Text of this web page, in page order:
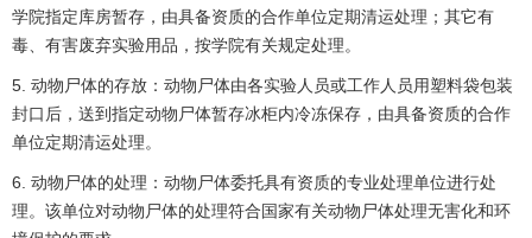
学院指定库房暂存，由具备资质的合作单位定期清运处理；其它有
毒、有害废弃实验用品，按学院有关规定处理。
5. 动物尸体的存放：动物尸体由各实验人员或工作人员用塑料袋包装
封口后，送到指定动物尸体暂存冰柜内冷冻保存，由具备资质的合作
单位定期清运处理。
6. 动物尸体的处理：动物尸体委托具有资质的专业处理单位进行处
理。该单位对动物尸体的处理符合国家有关动物尸体处理无害化和环